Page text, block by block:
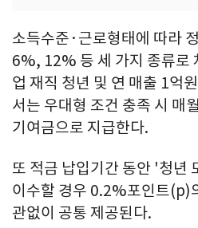
소득수준·근로형태에 따라
6%, 12% 등 세 가지 종류로
업 재직 청년 및 연 매출 1억
서는 우대형 조건 충족 시 매
기여금으로 지급한다.
또 적금 납입기간 동안 '청년
이수할 경우 0.2%포인트(p)
관없이 공통 제공된다.